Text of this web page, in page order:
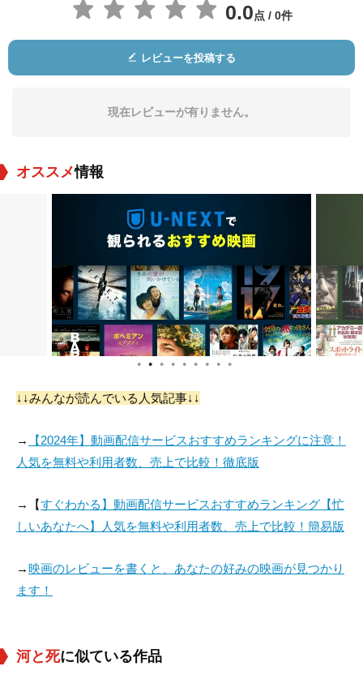
マニュエル・ドンデ
no
役：Doctor
Chel Lopez
役：Compadre
José Muñoz
役：Don Honorio
役：Crescencio Men
chaca
役：Amigo de Cresc
encio (uncredited)
役：Amigo de Gerar
do (uncredited)
0.0点 / 0件
レビューを投稿する
現在レビューが有りません。
オススメ情報
● ● ● ● ● ● ● ● ●
↓↓みんなが読んでいる人気記事↓↓
→
【2024年】動画配信サービスおすすめランキングに注意！
人気を無料や利用者数、売上で比較！徹底版
→【すぐわかる】動画配信サービスおすすめランキング【忙
しいあなたへ】人気を無料や利用者数、売上で比較！簡易版
→映画のレビューを書くと、あなたの好みの映画が見つかり
ます！
河と死に似ている作品